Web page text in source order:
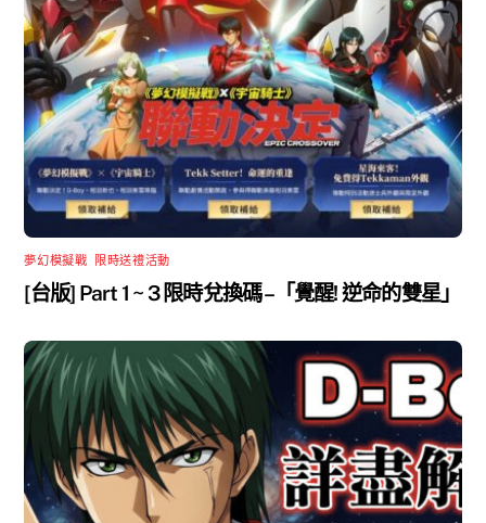
夢幻模擬戰 限時送禮活動
[台版] Part 1 ~ 3 限時兌換碼 –「覺醒! 逆命的雙星」